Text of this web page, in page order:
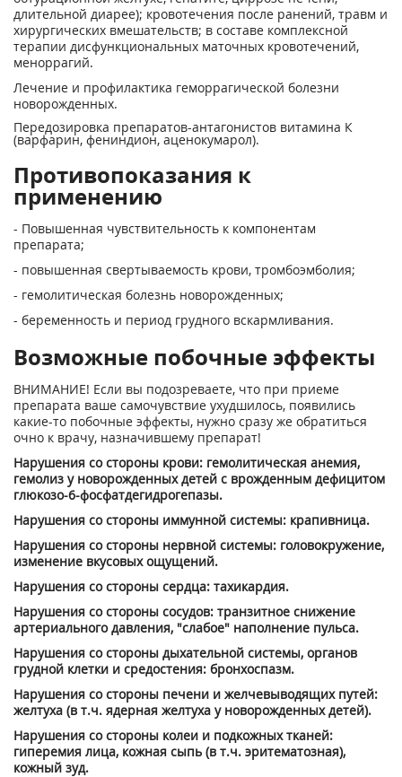
длительной диарее); кровотечения после ранений, травм и
хирургических вмешательств; в составе комплексной
терапии дис­функциональных маточных кровотечений,
меноррагий.
Лечение и профилактика геморрагической болезни
новорожденных.
Передозировка препаратов-антагонистов витамина К
(варфарин, фениндион, аценокумарол).
Противопоказания к
применению
- Повышенная чувствительность к компонентам
препарата;
- повышенная свертываемость крови, тромбоэмболия;
- гемолитическая болезнь новорожденных;
- беременность и период грудного вскармливания.
Возможные побочные эффекты
ВНИМАНИЕ! Если вы подозреваете, что при приеме
препарата ваше самочувствие ухудшилось, появились
какие-то побочные эффекты, нужно сразу же обратиться
очно к врачу, назначившему препарат!
Нарушения со стороны крови: гемолитическая анемия,
гемолиз у новорожденных детей с врожденным дефицитом
глюкозо-6-фосфатдегидрогепазы.
Нарушения со стороны иммунной системы: крапивница.
Нарушения со стороны нервной системы: головокружение,
изменение вкусовых ощущений.
Нарушения со стороны сердца: тахикардия.
Нарушения со стороны сосудов: транзитное снижение
артериального давления, "слабое" наполнение пульса.
Нарушения со стороны дыхательной системы, органов
грудной клетки и средостения: брон­хоспазм.
Нарушения со стороны печени и желчевыводящих путей:
желтуха (в т.ч. ядерная желтуха у новорожденных детей).
Нарушения со стороны колеи и подкожных тканей:
гиперемия лица, кожная сыпь (в т.ч. эри­тематозная),
кожный зуд.